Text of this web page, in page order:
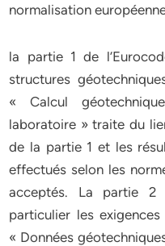
normalisation
la partie 1 de
structures
« Calcul
laboratoire » traite du
de la partie 1 et les
effectués selon les
acceptés. La partie 2
particulier les
« Données